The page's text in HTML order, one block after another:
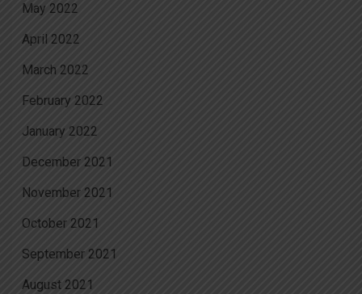
May 2022
April 2022
March 2022
February 2022
January 2022
December 2021
November 2021
October 2021
September 2021
August 2021